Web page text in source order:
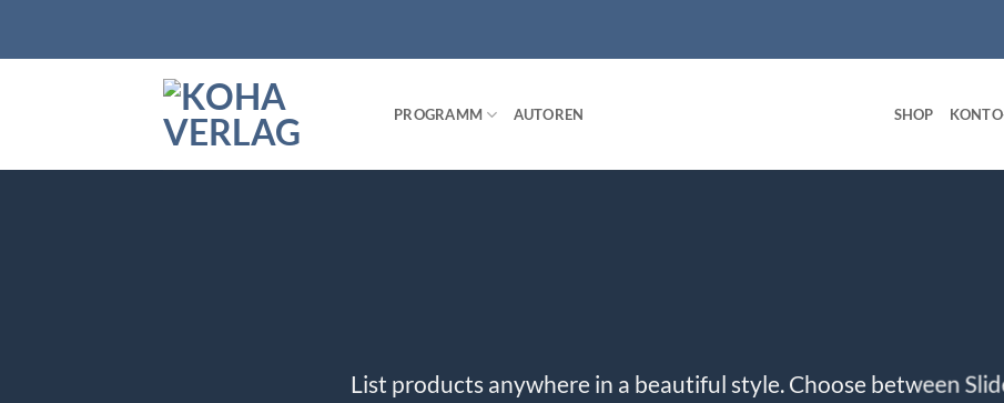
PROGRAMM AUTOREN SHOP
List products anywhere in a beautiful style. Choose between